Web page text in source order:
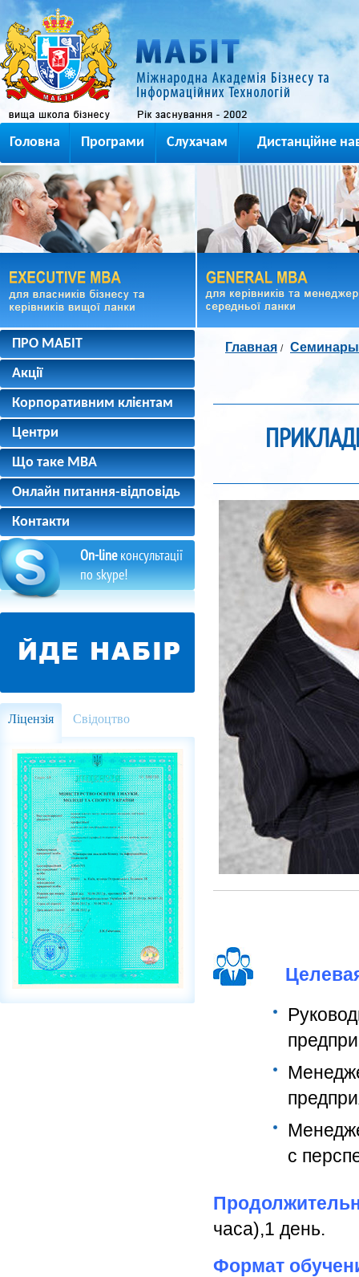
Головна Програми Слухачам Дистанційне
ПРО МАБІТ
Акції
Корпоративним клієнтам
Центри
Що таке MBA
Онлайн питання-відповідь
Контакти
On-lineконсультації
по skype!
Ліцензія Свідоцтво
Главная / Семинары
с
часа),1 день.
Формат